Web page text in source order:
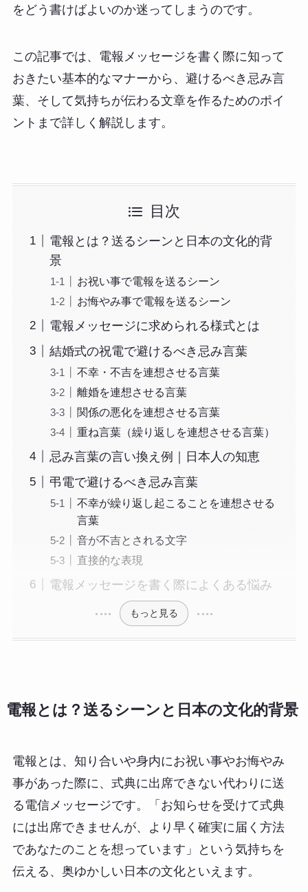
をどう書けばよいのか迷ってしまうのです。
この記事では、電報メッセージを書く際に知って
おきたい基本的なマナーから、避けるべき忌み言
葉、そして気持ちが伝わる文章を作るためのポイ
ントまで詳しく解説します。
目次
電報とは？送るシーンと日本の文化的背
景
お祝い事で電報を送るシーン
お悔やみ事で電報を送るシーン
電報メッセージに求められる様式とは
結婚式の祝電で避けるべき忌み言葉
不幸・不吉を連想させる言葉
離婚を連想させる言葉
関係の悪化を連想させる言葉
重ね言葉（繰り返しを連想させる言葉）
忌み言葉の言い換え例｜日本人の知恵
弔電で避けるべき忌み言葉
不幸が繰り返し起こることを連想させる
言葉
音が不吉とされる文字
直接的な表現
電報メッセージを書く際によくある悩み
もっと見る
電報とは？送るシーンと日本の文化的背景
電報とは、知り合いや身内にお祝い事やお悔やみ
事があった際に、式典に出席できない代わりに送
る電信メッセージです。「お知らせを受けて式典
には出席できませんが、より早く確実に届く方法
であなたのことを想っています」という気持ちを
伝える、奥ゆかしい日本の文化といえます。